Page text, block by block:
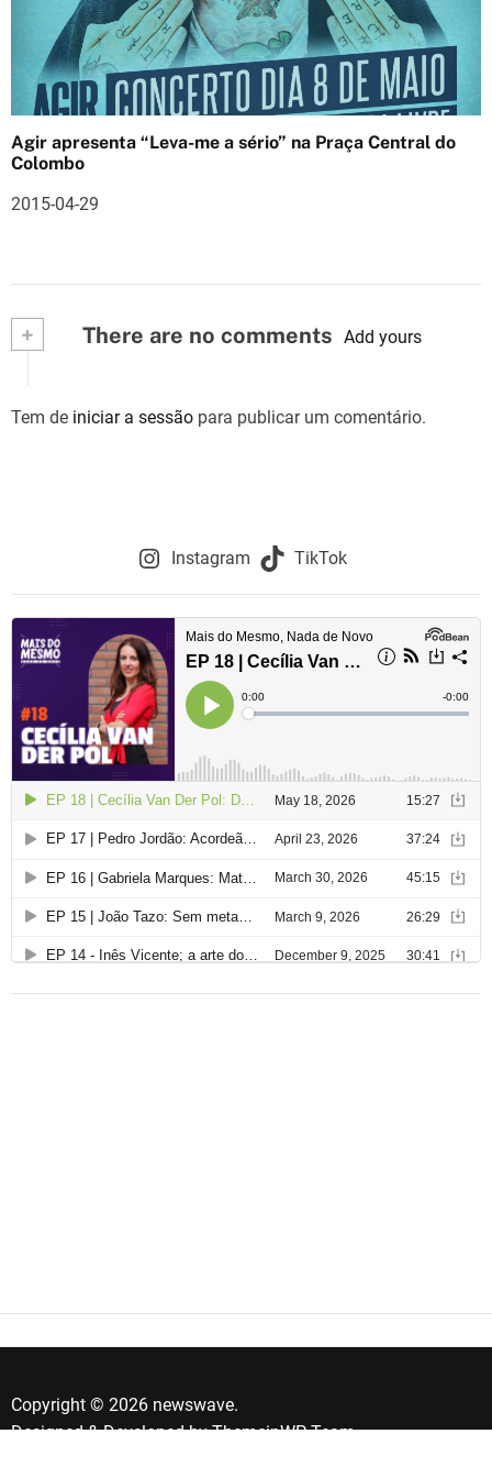
Agir apresenta “Leva-me a sério” na Praça Central do
Colombo
2015-04-29
+ There are no comments Add yours
Tem de iniciar a sessão para publicar um comentário.
Instagram TikTok
Copyright © 2026 newswave.
Designed & Developed byThemeinWP Team